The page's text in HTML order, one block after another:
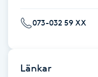
Kostrådgivning
Kroppsinpackning
Kroppspeeling
073-032 59 XX
Länkar